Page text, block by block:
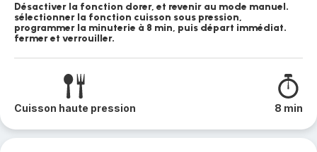
Désactiver la fonction dorer, et revenir au mode manuel.
sélectionner la fonction cuisson sous pression,
programmer la minuterie à 8 min, puis départ immédiat.
fermer et verrouiller.
Cuisson haute pression 8 min